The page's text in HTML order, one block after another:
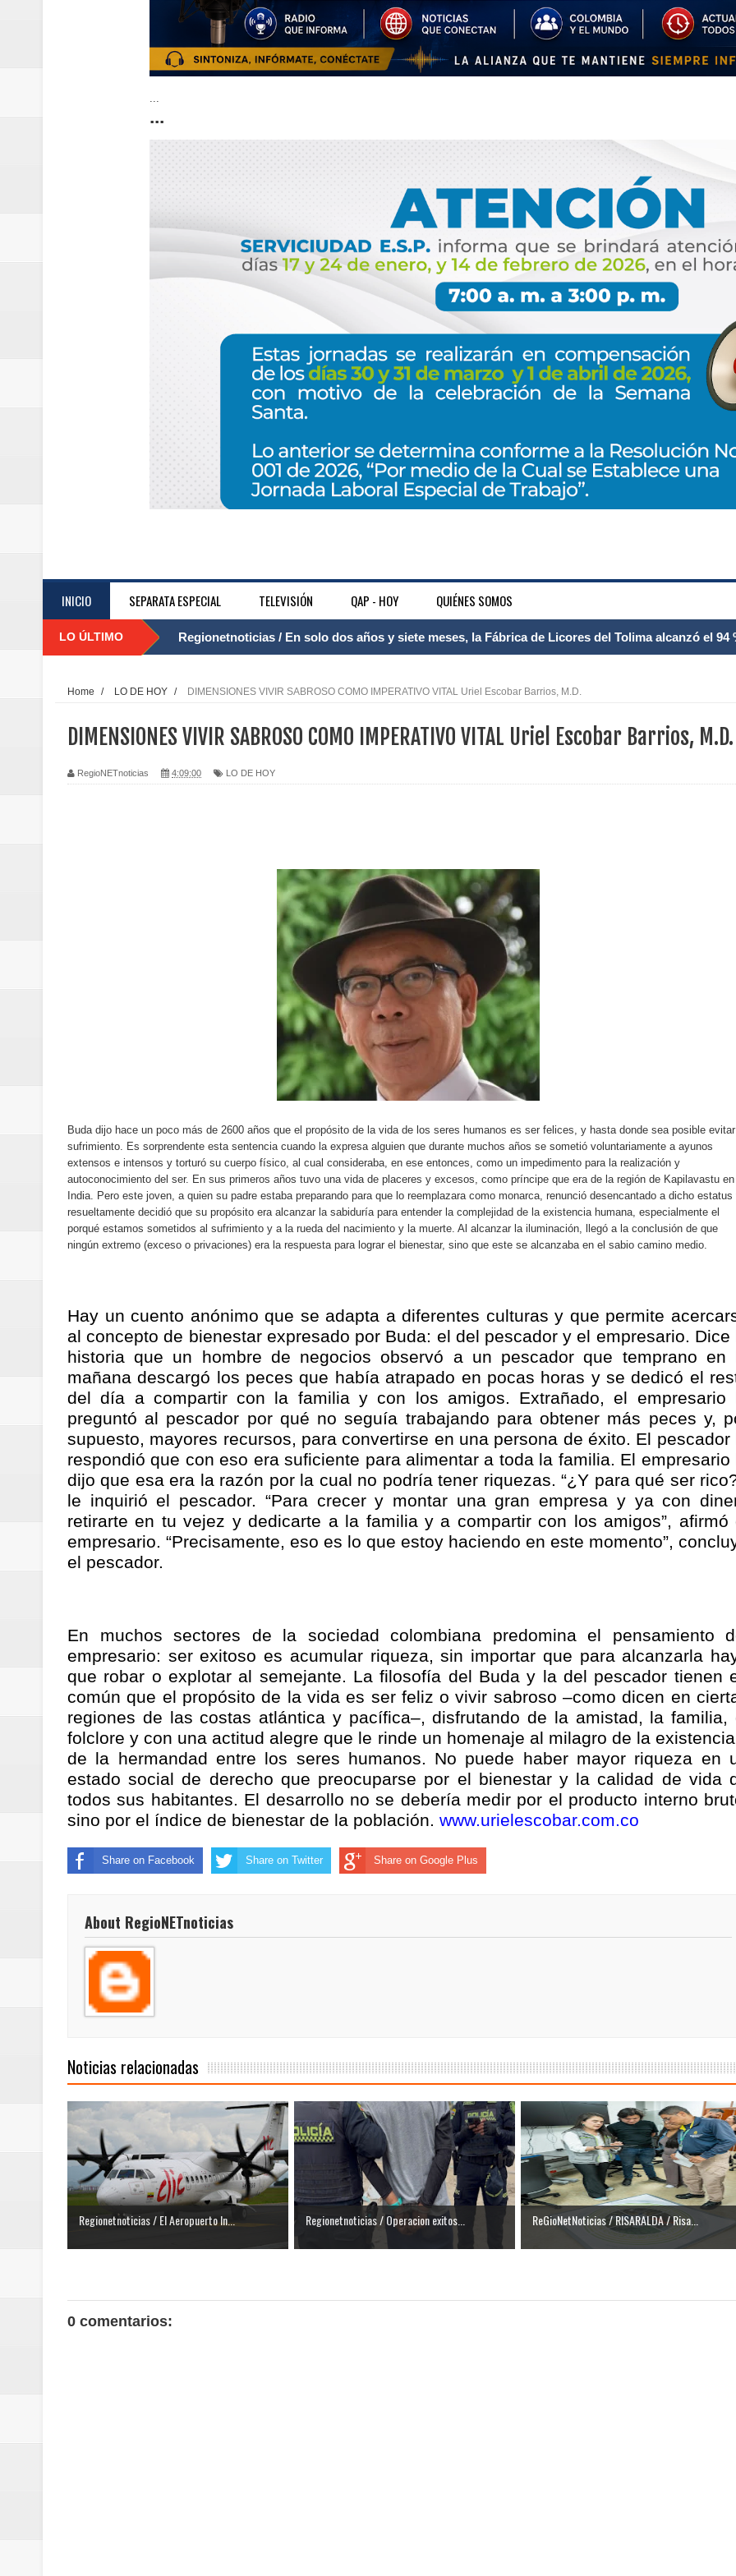
...
...
INICIO SEPARATA ESPECIAL TELEVISIÓN QAP - HOY QUIÉNES SOMOS
LO ÚLTIMO Regionetnoticias / El Aeropuerto Internacional Matecaña fortalece su conectividad con una
Regionetnoticias / Caldas fortalece el Mecanismo Articulador Departamental para el abordaje de
basadas en género
Regionetnoticias / La Alcaldía de Pereira continúa renovando espacios comunitarios que llevaban
Regionetnoticias / Agua potable transforma la vida de 68 estudiantes rurales en Filadelfia gracias
Regionetnoticias / Población vulnerable en Tuluá tendrá comedor comunitario gracias al
Regionetnoticias / Alcaldía de Cartagena avanza en trabajos contra las inundaciones con
calle San Juan de Dios del Centro Histórico
Regionetnoticias / Pereira avanza con resultados en salud mental, innovación y paz
ecoeficientes en Marquetalia
Regionetnoticias / Despliegue de seguridad sin precedentes: El Valle y la nación refuerzan
terrestre para la posesión presidencial
Regionetnoticias / Las ayudas técnicas aportaron dignidad a las personas con discapacidad de
ReGioNetNoticias / RISARALDA / Risaralda fortalece la preparación de sus municipios frente al
ReGionetNoticias / DOSQUEBRADAS / Dosquebradas fortalece la respuesta frente a tres
ReGioNetNoticias- MEDELLIN / En Medellín fue inmovilizado un bus que estaba siendo lavado
excedió límites de emisión de gases contaminantes
ReGioNetNoticias / Altas temperaturas ponen en máxima alerta al Tolima
ReGionetNoticias / REPORTE ALEXANDER MENDEZ ( MIAMI ) Cali se blinda con amplio
seguridad para la posesión presidencial
Regionetnoticias / En solo dos años y siete meses, la Fábrica de Licores del Tolima alcanzó el 94
transferencias prevista para los 4 años de gobierno
Home / LO DE HOY / DIMENSIONES VIVIR SABROSO COMO IMPERATIVO VITAL Uriel Escobar Barrios, M.D.
DIMENSIONES VIVIR SABROSO COMO IMPERATIVO VITAL Uriel Escobar Barrios, M.D.
RegioNETnoticias 4:09:00 LO DE HOY
Buda dijo hace un poco más de 2600 años que el propósito de la vida de los seres humanos es ser felices, y hasta donde sea posible evitar
sufrimiento. Es sorprendente esta sentencia cuando la expresa alguien que durante muchos años se sometió voluntariamente a ayunos
extensos e intensos y torturó su cuerpo físico, al cual consideraba, en ese entonces, como un impedimento para la realización y
autoconocimiento del ser. En sus primeros años tuvo una vida de placeres y excesos, como príncipe que era de la región de Kapilavastu
India. Pero este joven, a quien su padre estaba preparando para que lo reemplazara como monarca, renunció desencantado a dicho estatus
resueltamente decidió que su propósito era alcanzar la sabiduría para entender la complejidad de la existencia humana, especialmente el
porqué estamos sometidos al sufrimiento y a la rueda del nacimiento y la muerte. Al alcanzar la iluminación, llegó a la conclusión de que
ningún extremo (exceso o privaciones) era la respuesta para lograr el bienestar, sino que este se alcanzaba en el sabio camino medio.
Hay un cuento anónimo que se adapta a diferentes culturas y que permite
al concepto de bienestar expresado por Buda: el del pescador y el empresario. Dice
historia que un hombre de negocios observó a un pescador que temprano en
mañana descargó los peces que había atrapado en pocas horas y se dedicó el
del día a compartir con la familia y con los amigos. Extrañado, el empresario
preguntó al pescador por qué no seguía trabajando para obtener más peces y,
supuesto, mayores recursos, para convertirse en una persona de éxito. El pescador
respondió que con eso era suficiente para alimentar a toda la familia. El empresario
dijo que esa era la razón por la cual no podría tener riquezas. “¿Y para qué ser
le inquirió el pescador. “Para crecer y montar una gran empresa y ya con
retirarte en tu vejez y dedicarte a la familia y a compartir con los amigos”, afirmó
empresario. “Precisamente, eso es lo que estoy haciendo en este momento”,
el pescador.
En muchos sectores de la sociedad colombiana predomina el pensamiento
empresario: ser exitoso es acumular riqueza, sin importar que para alcanzarla
que robar o explotar al semejante. La filosofía del Buda y la del pescador tienen
común que el propósito de la vida es ser feliz o vivir sabroso –como dicen en
regiones de las costas atlántica y pacífica–, disfrutando de la amistad, la familia,
folclore y con una actitud alegre que le rinde un homenaje al milagro de la
de la hermandad entre los seres humanos. No puede haber mayor riqueza en
estado social de derecho que preocuparse por el bienestar y la calidad de vida
todos sus habitantes. El desarrollo no se debería medir por el producto interno
sino por el índice de bienestar de la población. www.urielescobar.com.co
Share on Facebook Share on Twitter Share on Google Plus
About RegioNETnoticias
Noticias relacionadas
Regionetnoticias / El Aeropuerto In... Regionetnoticias / Operacion exitos... ReGioNetNoticias / RISARALDA / Risa...
0 comentarios: